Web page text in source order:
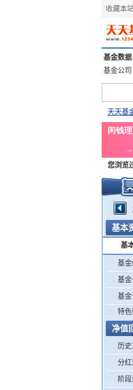
收藏本
基金数据
基金公司
天天基
您浏览
添富优势
基本
基
基
基金
基金
特
净值
历史
分
阶